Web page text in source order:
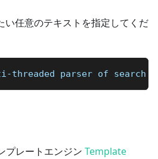
い任意のテキストを指定してくだ
threaded parser of search
プレートエンジン Template